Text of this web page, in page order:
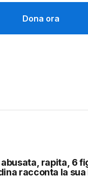
Dona ora
rapita, 6
racconta la